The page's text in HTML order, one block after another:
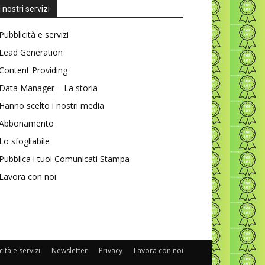
I nostri servizi
Pubblicità e servizi
Lead Generation
Providing
Data Manager – La storia
Hanno scelto i nostri media
Lo sfogliabile
Pubblica i tuoi Comunicati Stampa
Lavora con noi
e servizi Newsletter Privacy Lavora con noi